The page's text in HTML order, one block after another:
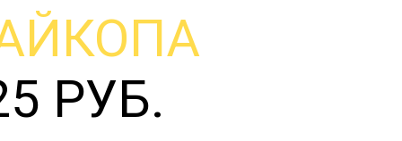
Тарифы
Отзывы
РУБ.